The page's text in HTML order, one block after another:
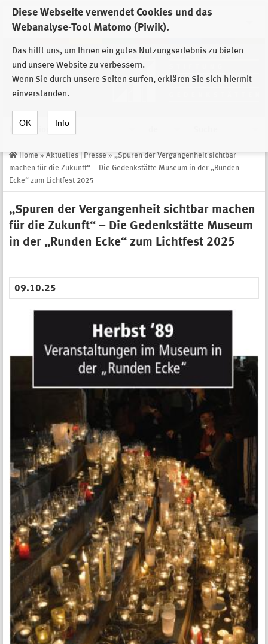
Diese Webseite verwendet Cookies und das
Webanalyse-Tool Matomo (Piwik).
Das hilft uns, um Ihnen ein gutes Nutzungserlebnis zu bieten
und unsere Website zu verbessern.
Wenn Sie durch unsere Seiten surfen, erklären Sie sich hiermit
einverstanden.
OK Info
Zur Auswahl der Einrichtungen der
Stiftung Sächsische Gedenkstätten
Home » Aktuelles | Presse » „Spuren der Vergangenheit sichtbar
machen für die Zukunft“ – Die Gedenkstätte Museum in der „Runden
Ecke“ zum Lichtfest 2025
„Spuren der Vergangenheit sichtbar machen
für die Zukunft“ – Die Gedenkstätte Museum
in der „Runden Ecke“ zum Lichtfest 2025
09.10.25